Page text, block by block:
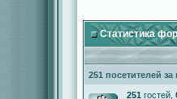
Статистика
251 посетителей
251 гостей,